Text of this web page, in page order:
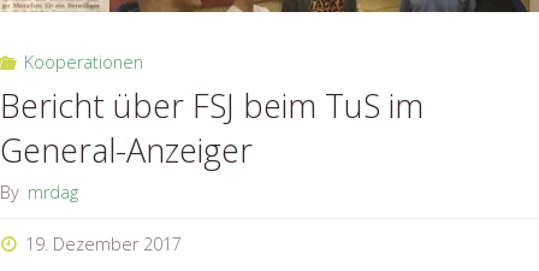
Kooperationen
Bericht über FSJ beim TuS im
General-Anzeiger
By mrdag
19. Dezember 2017